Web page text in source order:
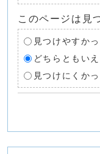
このページは見
見つけやすかっ
どちらともい
見つけにくかっ